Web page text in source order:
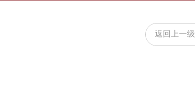
返回上一级